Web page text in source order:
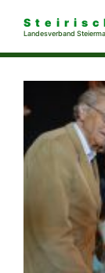
Landesverband